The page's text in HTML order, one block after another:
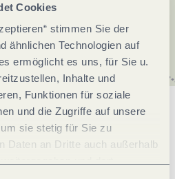
Cookies
stimmen Sie der
ähnlichen Technologien auf
ermöglicht es uns, für Sie u.
Inhalte und
Funktionen für soziale
und die Zugriffe auf unsere
sie stetig für Sie zu
Daten an Dritte auch außerhalb
Informationen